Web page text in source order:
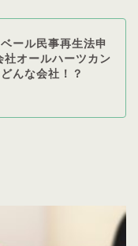
ール民事再生法申
社オールハーツカン
んな会社！？